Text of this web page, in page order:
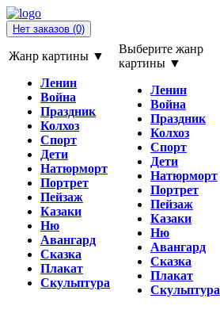
Нет заказов (0)
Жанр картины ▼
Ленин
Война
Праздник
Колхоз
Спорт
Дети
Натюрморт
Портрет
Пейзаж
Казаки
Ню
Авангард
Сказка
Плакат
Скульптура
Выберите жанр
картины ▼
Ленин
Война
Праздник
Колхоз
Спорт
Дети
Натюрморт
Портрет
Пейзаж
Казаки
Ню
Авангард
Сказка
Плакат
Скульптура